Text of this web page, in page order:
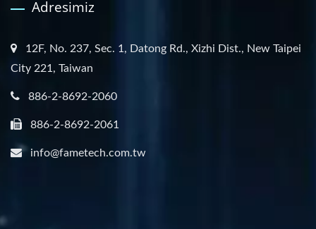
Adresimiz
12F, No. 237, Sec. 1, Datong Rd., Xizhi Dist., New Taipei
City 221, Taiwan
886-2-8692-2060
886-2-8692-2061
info@fametech.com.tw